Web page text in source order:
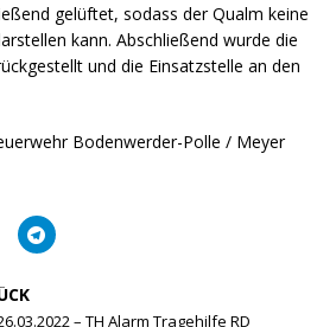
gelüftet, sodass der Qualm keine
kann. Abschließend wurde die
und die Einsatzstelle an den
Bodenwerder-Polle / Meyer
– TH Alarm Tragehilfe RD